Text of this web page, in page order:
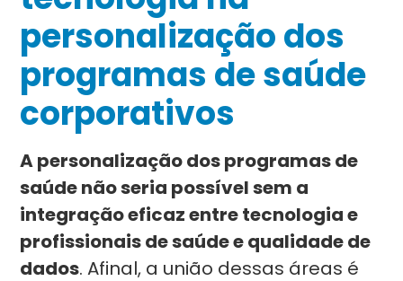
personalização dos
programas de saúde
corporativos
A personalização dos programas de
saúde não seria possível sem a
integração eficaz entre tecnologia e
profissionais de saúde e qualidade de
dados. Afinal, a união dessas áreas é